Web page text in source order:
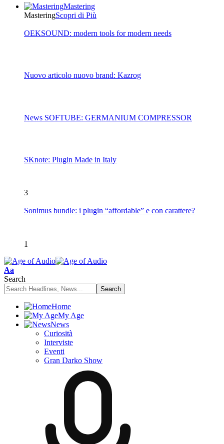
Mastering
MasteringScopri di Più
OEKSOUND: modern tools for modern needs
Nuovo articolo nuovo brand: Kazrog
News SOFTUBE: GERMANIUM COMPRESSOR
SKnote: Plugin Made in Italy
3
Sonimus bundle: i plugin “affordable” e con carattere?
1
Font
Resizer
Aa
Search
Home
My Age
News
Curiosità
Interviste
Eventi
Gran Darko Show